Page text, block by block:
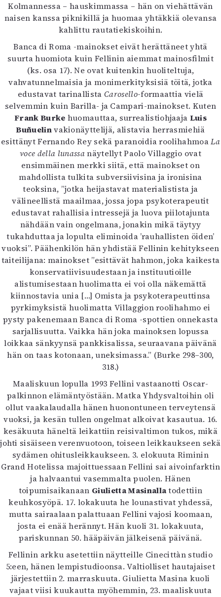
Kolmannessa – hauskimmassa – hän on viehättävän
naisen kanssa piknikillä ja huomaa yhtäkkiä olevansa
kahlittu rautatiekiskoihin.
Banca di Roma -mainokset eivät herättäneet yhtä
suurta huomiota kuin Fellinin aiemmat mainosfilmit
(ks. osa 17). Ne ovat kuitenkin huoliteltuja,
vahvatunnelmaisia ja monimerkityksisiä töitä, jotka
edustavat tarinallistaCarosello-formaattia vielä
selvemmin kuin Barilla- ja Campari-mainokset. Kuten
Frank Burke huomauttaa, surrealistiohjaaja Luis
Buñuelinvakionäyttelijä, alistavia herrasmiehiä
esittänyt Fernando Rey sekä paranoidia roolihahmoaLa
voce della lunassanäytellyt Paolo Villaggio ovat
ensimmäinen merkki siitä, että mainokset on
mahdollista tulkita subversiivisina ja ironisina
teoksina, ”jotka heijastavat materialistista ja
välineellistä maailmaa, jossa jopa psykoterapeutit
edustavat rahallisia intressejä ja luova piilotajunta
nähdään vain ongelmana, jonakin mikä täytyy
tukahduttaa ja lopulta eliminoida ’rauhallisten öiden’
vuoksi”. Päähenkilön hän yhdistää Fellinin kehitykseen
taiteilijana: mainokset ”esittävät hahmon, joka kaikesta
konservatiivisuudestaan ja instituutioille
alistumisestaan huolimatta ei voi olla näkemättä
kiinnostavia unia […] Omista ja psykoterapeuttinsa
pyrkimyksistä huolimatta Villaggion roolihahmo ei
pysty pakenemaan Banca di Roma -spottien onnekasta
sarjallisuutta. Vaikka hän joka mainoksen lopussa
loikkaa sänkyynsä pankkisalissa, seuraavana päivänä
hän on taas kotonaan, uneksimassa.” (Burke 298–300,
318.)
Maaliskuun lopulla 1993 Fellini vastaanotti Oscar-
palkinnon elämäntyöstään. Matka Yhdysvaltoihin oli
ollut vaakalaudalla hänen huonontuneen terveytensä
vuoksi, ja kesän tullen ongelmat alkoivat kasautua. 16.
kesäkuuta häneltä leikattiin reisivaltimon tukos, mikä
johti sisäiseen verenvuotoon, toiseen leikkaukseen sekä
sydämen ohitusleikkaukseen. 3. elokuuta Riminin
Grand Hotelissa majoittuessaan Fellini sai aivoinfarktin
ja halvaantui vasemmalta puolen. Hänen
toipumisaikanaan Giulietta Masinallatodettiin
keuhkosyöpä. 17. lokakuuta he lounastivat yhdessä,
mutta sairaalaan palattuaan Fellini vajosi koomaan,
josta ei enää herännyt. Hän kuoli 31. lokakuuta,
pariskunnan 50. hääpäivän jälkeisenä päivänä.
Fellinin arkku asetettiin näytteille Cinecittàn studio
5:een, hänen lempistudioonsa. Valtiolliset hautajaiset
järjestettiin 2. marraskuuta. Giulietta Masina kuoli
vajaat viisi kuukautta myöhemmin, 23. maaliskuuta